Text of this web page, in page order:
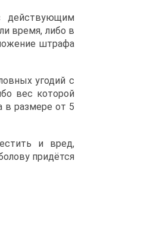
действующим
время, либо в
штрафа
угодий с
вес которой
в размере от 5
и вред,
придётся